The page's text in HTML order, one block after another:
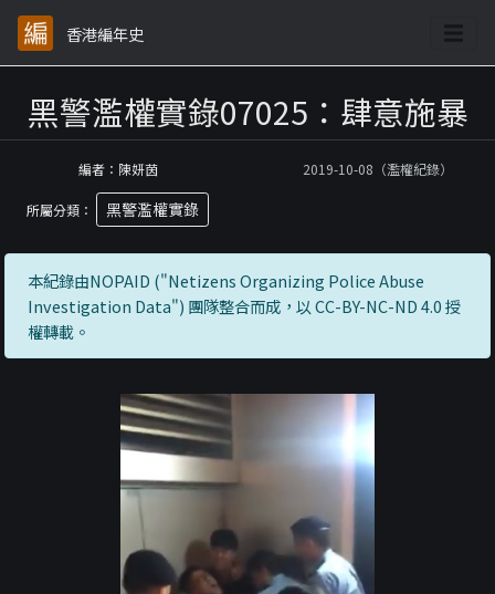
香港編年史
黑警濫權實錄07025：肆意施暴
編者：陳妍茵 2019-10-08（濫權紀錄）
所屬分類： 黑警濫權實錄
本紀錄由NOPAID ("Netizens Organizing Police Abuse
Investigation Data") 團隊整合而成，以 CC-BY-NC-ND 4.0 授
權轉載。